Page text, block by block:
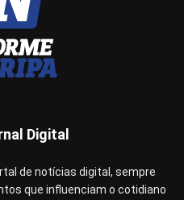
Digital
de notícias digital, sempre
que influenciam o cotidiano